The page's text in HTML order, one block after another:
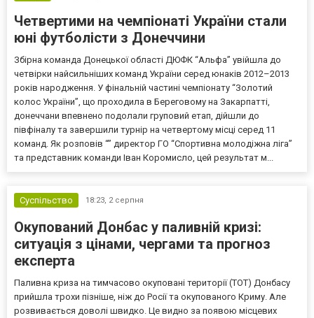
Четвертими на чемпіонаті України стали
юні футболісти з Донеччини
Збірна команда Донецької області ДЮФК “Альфа” увійшла до
четвірки найсильніших команд України серед юнаків 2012–2013
років народження. У фінальній частині чемпіонату “Золотий
колос України”, що проходила в Береговому на Закарпатті,
донеччани впевнено подолали груповий етап, дійшли до
півфіналу та завершили турнір на четвертому місці серед 11
команд. Як розповів “” директор ГО “Спортивна молодіжна ліга”
та представник команди Іван Коромисло, цей результат м...
Суспільство 18:23, 2 серпня
Окупований Донбас у паливній кризі:
ситуація з цінами, чергами та прогноз
експерта
Паливна криза на тимчасово окуповані території (ТОТ) Донбасу
прийшла трохи пізніше, ніж до Росії та окупованого Криму. Але
розвивається доволі швидко. Це видно за появою місцевих